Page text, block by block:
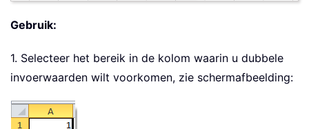
Gebruik:
1. Selecteer het bereik in de kolom waarin u dubbele
invoerwaarden wilt voorkomen, zie schermafbeelding: